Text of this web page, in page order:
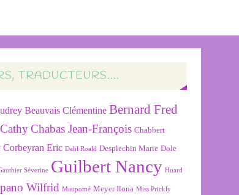
TRADUCTEURS….
Beauvais Clémentine Bernard Fred
Chabas Jean-François Chabbert
Corbeyran Eric Dahl Roald Desplechin Marie Dole
Séverine Guilbert Nancy Huard
Wilfrid Maupomé Meyer Ilona Miss Prickly